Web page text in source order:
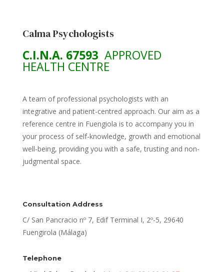
Calma Psychologists
C.I.N.A. 67593 APPROVED
HEALTH CENTRE
A team of professional psychologists with an
integrative and patient-centred approach. Our aim as a
reference centre in Fuengiola is to accompany you in
your process of self-knowledge, growth and emotional
well-being, providing you with a safe, trusting and non-
judgmental space.
Consultation Address
C/ San Pancracio nº 7, Edif Terminal I, 2º-5, 29640
Fuengirola (Málaga)
Telephone